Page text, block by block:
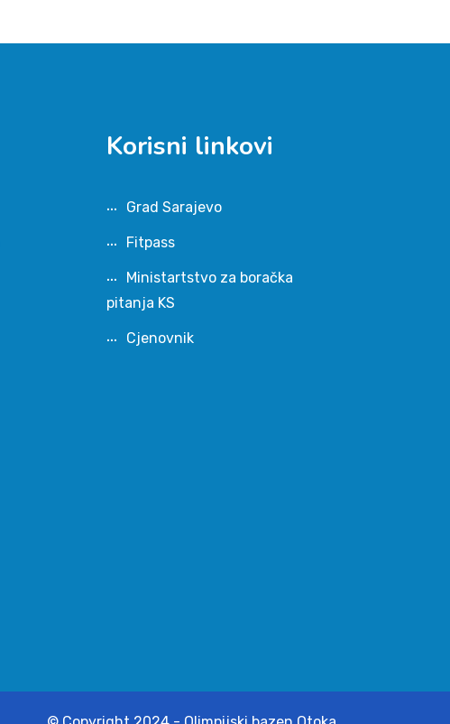
Korisni linkovi
Grad Sarajevo
Fitpass
Ministartstvo za boračka
pitanja KS
Cjenovnik